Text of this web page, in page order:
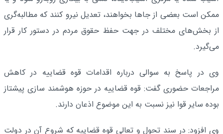
ممکن است بعضی از جاها بخواهند، تعدیل نیرو کنند که مطالبه‌گری
از بخش‌های مختلف در جهت حفظ حقوق مردم در دستور کار قرار
می‌گیرد.
وی در پاسخ به سوالی درباره اقدامات قوه قضاییه در کاهش
مراجعات حضوری گفت: قوه قضاییه در حوزه هوشمند سازی پیشتاز
بوده سایر قوا نیز نسبت به این موضوع اذعان دارند.
وی افزود: در سند تحول و تعالی قوه قضاییه که شروع آن در دولت